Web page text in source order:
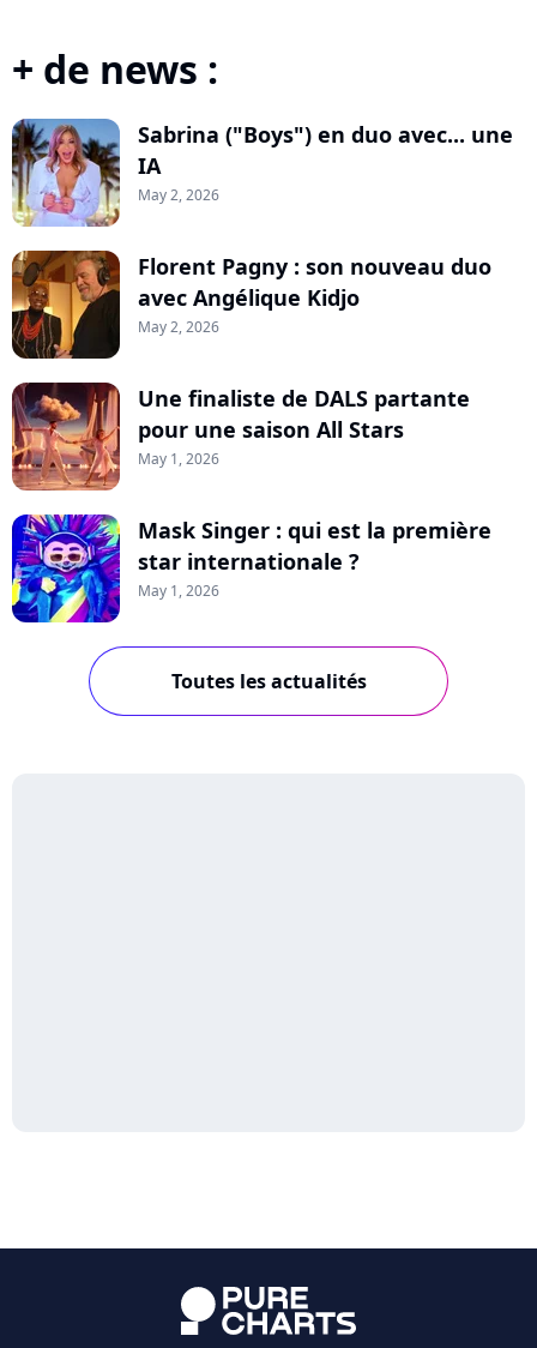
+ de news :
Sabrina ("Boys") en duo avec... une
IA
May 2, 2026
Florent Pagny : son nouveau duo
avec Angélique Kidjo
May 2, 2026
Une finaliste de DALS partante
pour une saison All Stars
May 1, 2026
Mask Singer : qui est la première
star internationale ?
May 1, 2026
Toutes les actualités